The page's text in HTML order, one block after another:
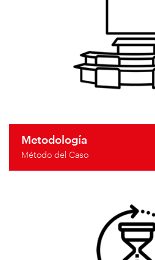
Metodología
Método del Caso